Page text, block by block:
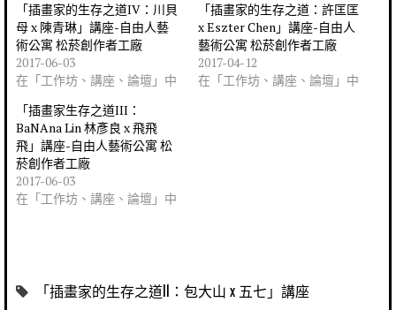
「插畫家的生存之道IV：川貝
母 x 陳青琳」講座-自由人藝
術公寓 松菸創作者工廠
2017-06-03
在「工作坊、講座、論壇」中
「插畫家的生存之道：許匡匡
x Eszter Chen」講座-自由人
藝術公寓 松菸創作者工廠
2017-04-12
在「工作坊、講座、論壇」中
「插畫家生存之道III：
BaNAna Lin 林彥良 x 飛飛
飛」講座-自由人藝術公寓 松
菸創作者工廠
2017-06-03
在「工作坊、講座、論壇」中
「插畫家的生存之道II：包大山 x 五七」講座